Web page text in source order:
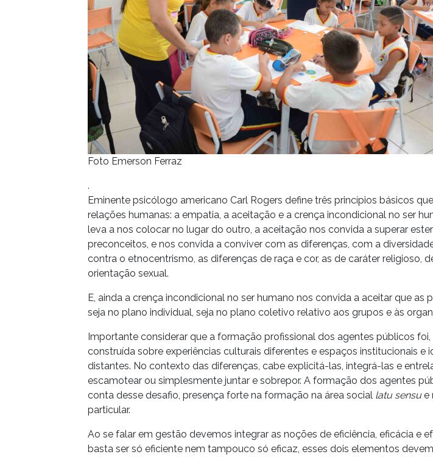
Foto Emerson Ferraz
.
Eminente psicólogo americano Carl Rogers define três princípios básicos
relações humanas: a empatia, a aceitação e a crença incondicional no ser
leva a nos colocar no lugar do outro, a aceitação nos convida a superar
preconceitos, e nos convida a conviver com as diferenças, com a
contra o etnocentrismo, as diferenças de raça e cor, as de caráter religioso,
orientação sexual.
E, ainda a crença incondicional no ser humano nos convida a aceitar que as
seja no plano individual, seja no plano coletivo relativo aos grupos e às
Importante considerar que a formação profissional dos agentes públicos foi,
construída sobre experiências culturais diferentes e espaços institucionais e
distantes. No contexto das diferenças, cabe explicitá-las, integrá-las e
escamotear ou simplesmente juntar e sobrepor. A formação dos agentes
conta desse desafio, presença forte na formação na área social latu sensue
particular.
Ao se falar em gestão devemos integrar as noções de eficiência, eficácia e
basta ser só eficiente nem tampouco só eficaz, esses dois elementos